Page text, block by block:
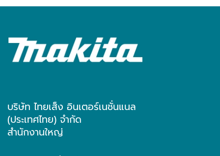
บริษัท ไทยเส็ง อินเตอร์เนชั่นแนล
(ประเทศไทย) จำกัด
สำนักงานใหญ่